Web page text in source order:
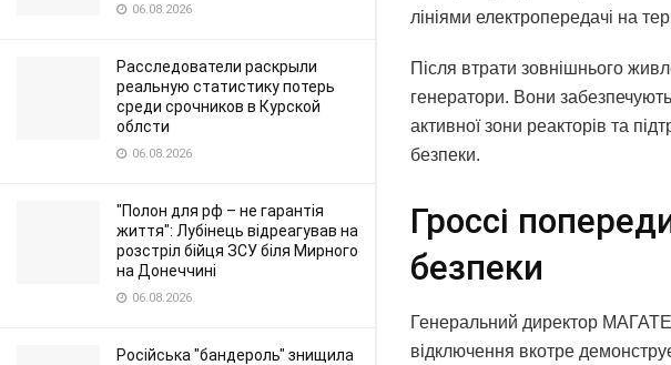
06.08.2026
Расследователи раскрыли
реальную статистику потерь
среди срочников в Курской
облсти
06.08.2026
"Полон для рф – не гарантія
життя": Лубінець відреагував на
розстріл бійця ЗСУ біля Мирного
на Донеччині
06.08.2026
Російська "бандероль" знищила
лініями електропередачі на
Після втрати зовнішнього
генератори. Вони
активної зони реакторів та
безпеки.
Гроссі
безпеки
Генеральний директор
відключення вкотре